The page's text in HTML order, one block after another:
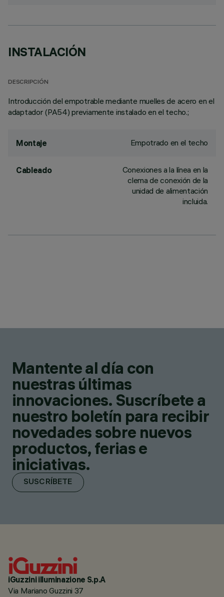
INSTALACIÓN
DESCRIPCIÓN
Introducción del empotrable mediante muelles de acero en el
adaptador (PA54) previamente instalado en el techo.;
Montaje Empotrado en el techo
Cableado
Conexiones a la línea en la
clema de conexión de la
unidad de alimentación
incluida.
Mantente al día con
nuestras últimas
innovaciones. Suscríbete a
nuestro boletín para recibir
novedades sobre nuevos
productos, ferias e
iniciativas.
SUSCRÍBETE
iGuzzini illuminazione S.p.A
Via Mariano Guzzini 37